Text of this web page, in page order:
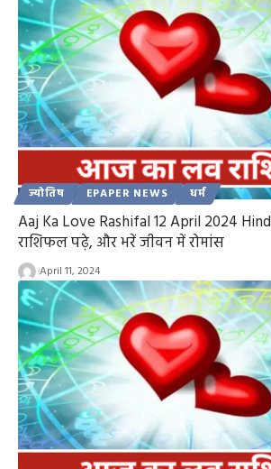
ज्योतिष EPAPER NEWS धर्म
Aaj Ka Love Rashifal 12 April 2024
राशिफल पढ़े, और भरें जीवन में रोमांस
April 11, 2024